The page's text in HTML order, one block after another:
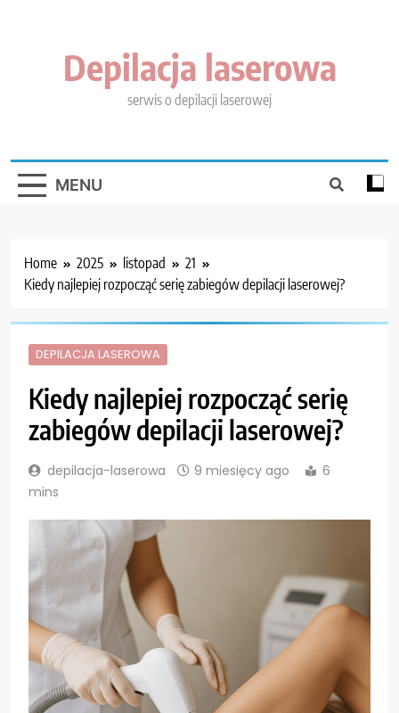
Depilacja laserowa
serwis o depilacji laserowej
MENU
Home 2025 listopad
21
Kiedy najlepiej rozpocząć serię zabiegów depilacji laserowej?
DEPILACJA LASEROWA
Kiedy najlepiej rozpocząć serię
zabiegów depilacji laserowej?
depilacja-laserowa 9 miesięcy ago
6
mins